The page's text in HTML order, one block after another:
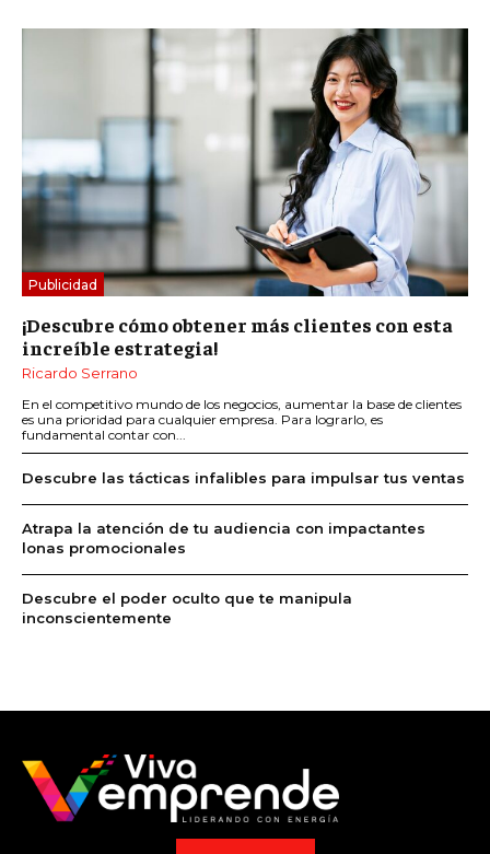
Publicidad
¡Descubre cómo obtener más clientes con esta
increíble estrategia!
Ricardo Serrano
En el competitivo mundo de los negocios, aumentar la base de clientes
es una prioridad para cualquier empresa. Para lograrlo, es
fundamental contar con...
Descubre las tácticas infalibles para impulsar tus ventas
Atrapa la atención de tu audiencia con impactantes
lonas promocionales
Descubre el poder oculto que te manipula
inconscientemente